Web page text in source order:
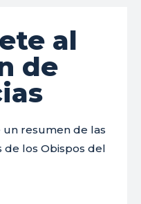
al
de
un resumen de las
de los Obispos del